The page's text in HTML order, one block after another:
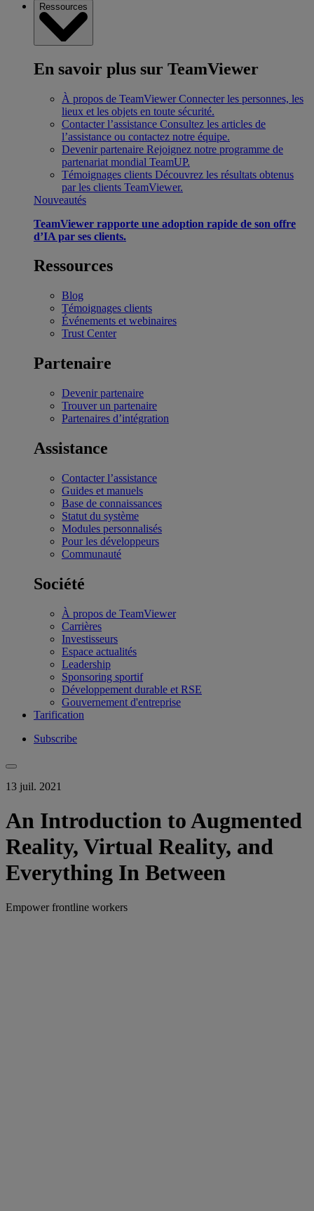
Ressources
En savoir plus sur TeamViewer
À propos de TeamViewer Connecter les personnes, les
lieux et les objets en toute sécurité.
Contacter l’assistance Consultez les articles de
l’assistance ou contactez notre équipe.
Devenir partenaire Rejoignez notre programme de
partenariat mondial TeamUP.
Témoignages clients Découvrez les résultats obtenus
par les clients TeamViewer.
Nouveautés
TeamViewer rapporte une adoption rapide de son offre
d’IA par ses clients.
Ressources
Blog
Témoignages clients
Événements et webinaires
Trust Center
Partenaire
Devenir partenaire
Trouver un partenaire
Partenaires d’intégration
Assistance
Contacter l’assistance
Guides et manuels
Base de connaissances
Statut du système
Modules personnalisés
Pour les développeurs
Communauté
Société
À propos de TeamViewer
Carrières
Investisseurs
Espace actualités
Leadership
Sponsoring sportif
Développement durable et RSE
Gouvernement d'entreprise
Tarification
Subscribe
13 juil. 2021
An Introduction to Augmented
Reality, Virtual Reality, and
Everything In Between
Empower frontline workers